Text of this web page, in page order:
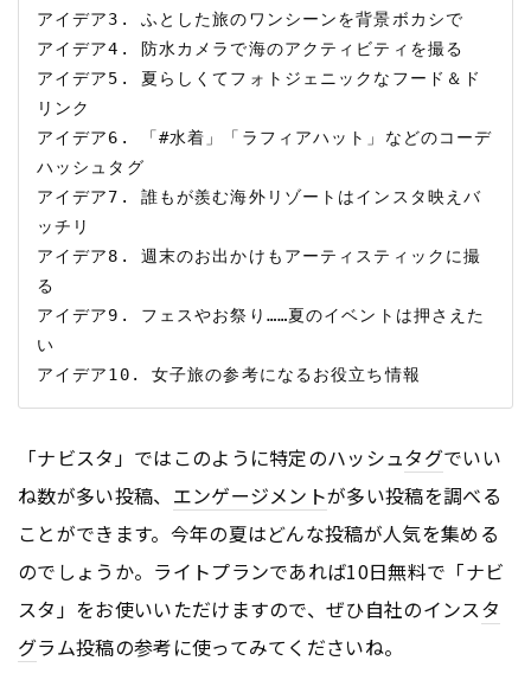
アイデア3. ふとした旅のワンシーンを背景ボカシで
アイデア4. 防水カメラで海のアクティビティを撮る
アイデア5. 夏らしくてフォトジェニックなフード＆ド
リンク
アイデア6. 「#水着」「ラフィアハット」などのコーデ
ハッシュタグ
アイデア7. 誰もが羨む海外リゾートはインスタ映えバ
ッチリ
アイデア8. 週末のお出かけもアーティスティックに撮
る
アイデア9. フェスやお祭り……夏のイベントは押さえた
い
「ナビスタ」ではこのように特定のハッシュタグでいい
ね数が多い投稿、 エンゲージメントが多い投稿を調べる
ことができます。今年の夏はどんな投稿が人気を集める
のでしょうか。ライトプランであれば10日無料で「ナビ
スタ」をお使いいただけますので、ぜひ自社のインスタ
グラム投稿の参考に使ってみてくださいね。